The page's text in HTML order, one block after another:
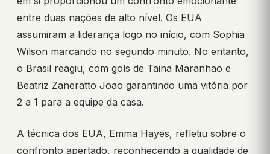
entre duas nações de alto nível. Os EUA
assumiram a liderança logo no início, com Sophia
Wilson marcando no segundo minuto. No entanto,
o Brasil reagiu, com gols de Taina Maranhao e
Beatriz Zaneratto Joao garantindo uma vitória por
2 a 1 para a equipe da casa.
A técnica dos EUA, Emma Hayes, refletiu sobre o
confronto apertado, reconhecendo a qualidade de